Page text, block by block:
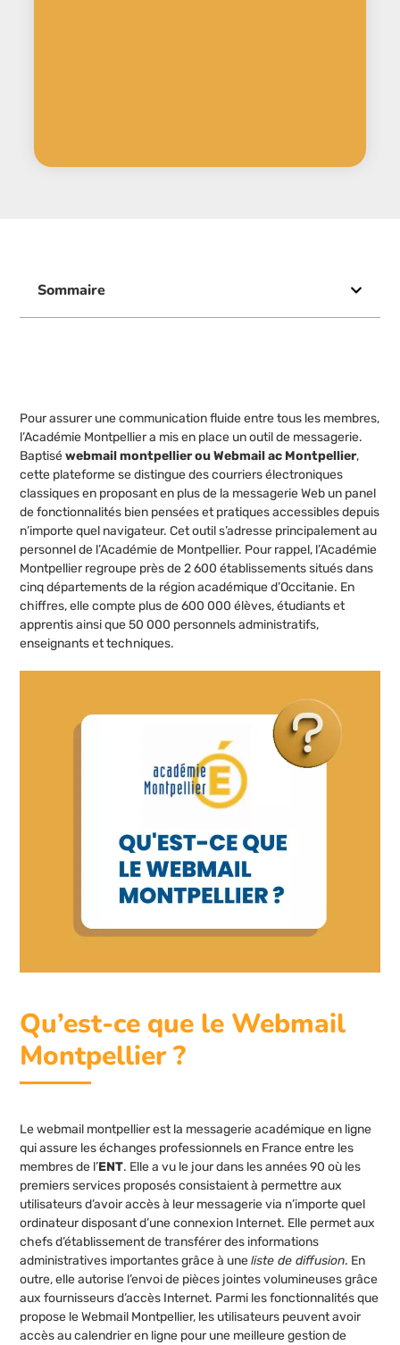
Sommaire
Pour assurer une communication fluide entre tous les membres,
l’Académie Montpellier a mis en place un outil de messagerie.
Baptiséwebmail montpellier ou Webmail ac Montpellier,
cette plateforme se distingue des courriers électroniques
classiques en proposant en plus de la messagerie Web un panel
de fonctionnalités bien pensées et pratiques accessibles depuis
n’importe quel navigateur. Cet outil s’adresse principalement au
personnel de l’Académie de Montpellier. Pour rappel, l’Académie
Montpellier regroupe près de 2 600 établissements situés dans
cinq départements de la région académique d’Occitanie. En
chiffres, elle compte plus de 600 000 élèves, étudiants et
apprentis ainsi que 50 000 personnels administratifs,
enseignants et techniques.
Qu’est-ce que le Webmail
Montpellier ?
Le webmail montpellier est la messagerie académique en ligne
qui assure les échanges professionnels en France entre les
membres de l’ENT. Elle a vu le jour dans les années 90 où les
premiers services proposés consistaient à permettre aux
utilisateurs d’avoir accès à leur messagerie via n’importe quel
ordinateur disposant d’une connexion Internet. Elle permet aux
chefs d’établissement de transférer des informations
administratives importantes grâce à uneliste de diffusion. En
outre, elle autorise l’envoi de pièces jointes volumineuses grâce
aux fournisseurs d’accès Internet. Parmi les fonctionnalités que
propose le Webmail Montpellier, les utilisateurs peuvent avoir
accès au calendrier en ligne pour une meilleure gestion de